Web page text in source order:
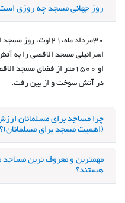
روز جهانی مسجد چه روزی
30مرداد
اسرائیلی مسجد الاقصی را به
او 1500متر از فضای مسجد
در آتش سوخت و از بین رفت.
چرا مساجد برای مسلمانان
(اهمیت مسجد برای مسلمانان)؟
مهمترین و معروف ترین
هستند؟